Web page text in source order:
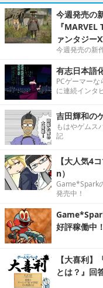
今週発売の
『
ァンタジー
今週発売の新
有志日本語
PCゲーマー
に連続インタ
吉田輝和の
もはやゲムス
記
【大人気4
n）
Game*Spark
発売中！
好評稼働中！
【大喜利
とは？』回